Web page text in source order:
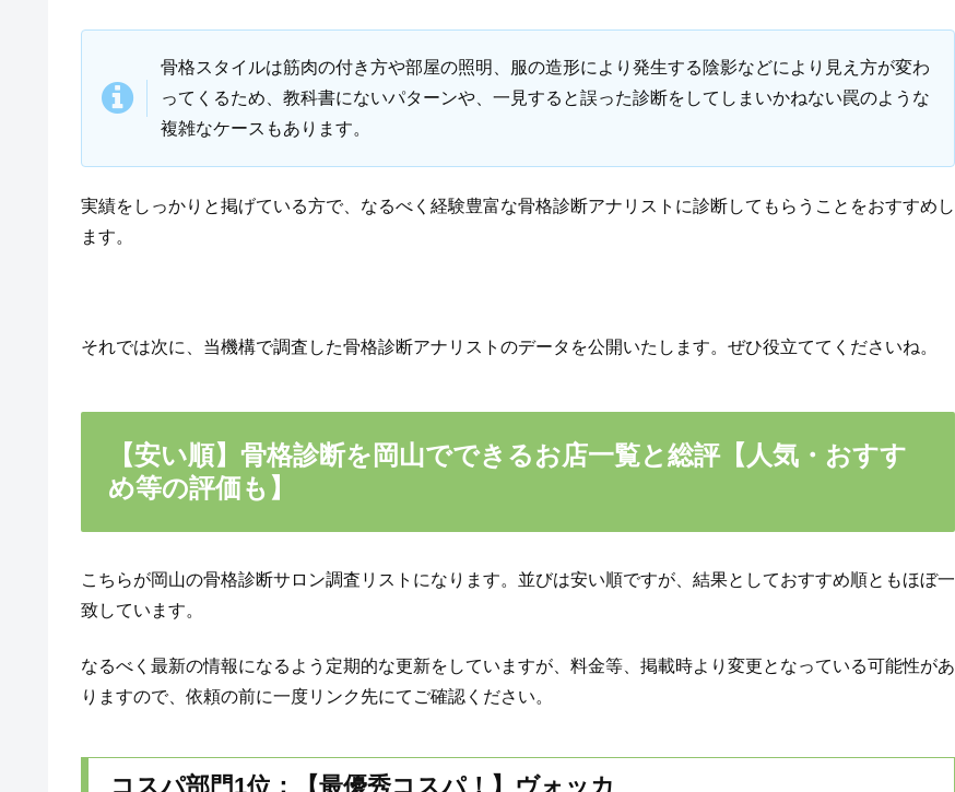
骨格スタイルは筋肉の付き方や部屋の照明、服の造形により発生する陰影などにより見え方が変わ
ってくるため、教科書にないパターンや、一見すると誤った診断をしてしまいかねない罠のような
複雑なケースもあります。
実績をしっかりと掲げている方で、なるべく経験豊富な骨格診断アナリストに診断してもらうことをおすすめし
ます。
それでは次に、当機構で調査した骨格診断アナリストのデータを公開いたします。ぜひ役立ててくださいね。
【安い順】骨格診断を岡山でできるお店一覧と総評【人気・おすす
め等の評価も】
こちらが岡山の骨格診断サロン調査リストになります。並びは安い順ですが、結果としておすすめ順ともほぼ一
致しています。
なるべく最新の情報になるよう定期的な更新をしていますが、料金等、掲載時より変更となっている可能性があ
りますので、依頼の前に一度リンク先にてご確認ください。
コスパ部門1位：【最優秀コスパ！】ヴォッカ